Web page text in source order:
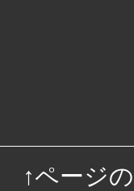
↑ページ